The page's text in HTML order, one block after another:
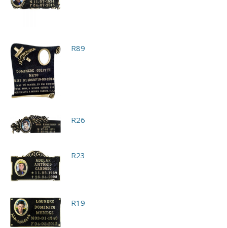
R89
R26
R23
R19